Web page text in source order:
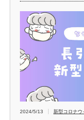
2024/5/13 新型コロナウ